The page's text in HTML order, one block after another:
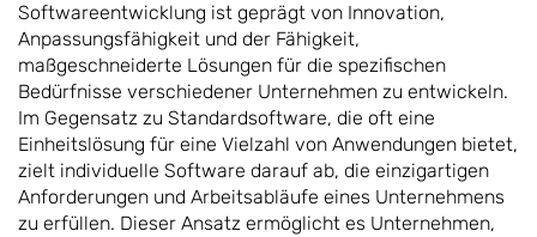
Softwareentwicklung ist geprägt von Innovation,
Anpassungsfähigkeit und der Fähigkeit,
maßgeschneiderte Lösungen für die spezifischen
Bedürfnisse verschiedener Unternehmen zu entwickeln.
Im Gegensatz zu Standardsoftware, die oft eine
Einheitslösung für eine Vielzahl von Anwendungen bietet,
zielt individuelle Software darauf ab, die einzigartigen
Anforderungen und Arbeitsabläufe eines Unternehmens
zu erfüllen. Dieser Ansatz ermöglicht es Unternehmen,